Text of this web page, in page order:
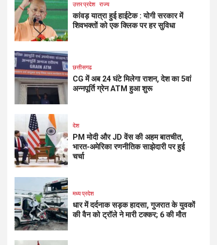
उत्तर प्रदेश राज्य
कांवड़ यात्रा हुई हाईटेक : योगी सरकार में
शिवभक्तों को एक क्लिक पर हर सुविधा
छत्तीसगढ
CG में अब 24 घंटे मिलेगा राशन, देश का 5वां
अन्नपूर्ति ग्रेन ATM हुआ शुरू
देश
PM मोदी और JD वेंस की अहम बातचीत,
भारत-अमेरिका रणनीतिक साझेदारी पर हुई
चर्चा
मध्य प्रदेश
धार में दर्दनाक सड़क हादसा, गुजरात के युवकों
की वैन को ट्रॉले ने मारी टक्कर; 6 की मौत